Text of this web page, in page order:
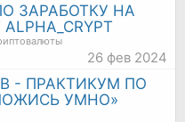
ЗАРАБОТКУ НА
26 фев 2024
- ПРАКТИКУМ ПО
УМНО»